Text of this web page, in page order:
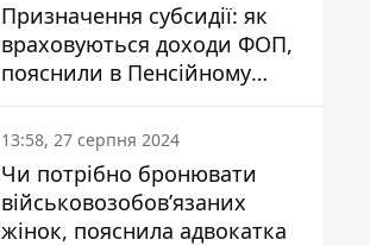
Призначення субсидії: як
враховуються доходи ФОП,
пояснили в Пенсійному
фонді
13:58, 27 серпня 2024
Чи потрібно бронювати
військовозобов’язаних
жінок, пояснила адвокатка